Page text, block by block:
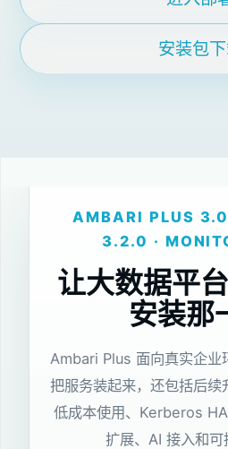
安装包
AMBARI PLUS
3.2.0 ·
让大数据平
安装那
Ambari Plus 面向真实企业
把服务装起来，还包括后续
低成本使用、Kerberos
扩展、AI 接入和可